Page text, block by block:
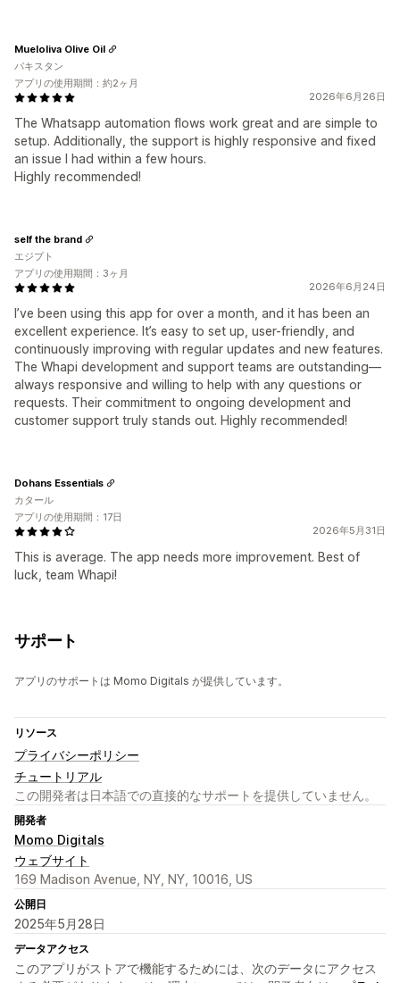
2026年6月26日
The Whatsapp automation flows work great and are simple to
setup. Additionally, the support is highly responsive and fixed
an issue I had within a few hours.
Highly recommended!
Mueloliva Olive Oil
パキスタン
アプリの使用期間：約2ヶ月
2026年6月24日
I’ve been using this app for over a month, and it has been an
excellent experience. It’s easy to set up, user-friendly, and
continuously improving with regular updates and new features.
The Whapi development and support teams are outstanding—
always responsive and willing to help with any questions or
requests. Their commitment to ongoing development and
customer support truly stands out. Highly recommended!
self the brand
エジプト
アプリの使用期間：3ヶ月
2026年5月31日
This is average. The app needs more improvement. Best of
luck, team Whapi!
Dohans Essentials
カタール
アプリの使用期間：17日
サポート
アプリのサポートは Momo Digitals が提供しています。
リソース
プライバシーポリシー
チュートリアル
この開発者は日本語での直接的なサポートを提供していません。
開発者
Momo Digitals
ウェブサイト
169 Madison Avenue, NY, NY, 10016, US
公開日
2025年5月28日
データアクセス
このアプリがストアで機能するためには、次のデータにアクセス